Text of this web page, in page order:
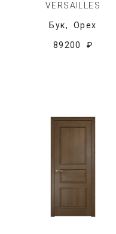
VERSAILLES
Бук, Орех
89200 ₽